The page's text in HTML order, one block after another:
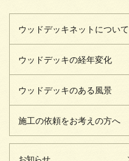
ウッドデッキネットについて
ウッドデッキの経年変化
ウッドデッキのある風景
施工の依頼をお考えの方へ